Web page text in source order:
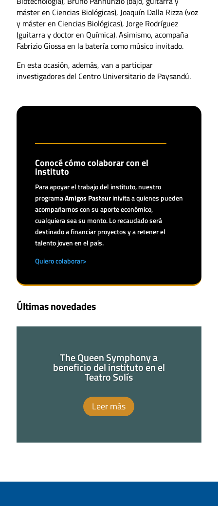
máster en Ciencias Biológicas), Joaquín Dalla Rizza (voz
y máster en Ciencias Biológicas), Jorge Rodríguez
(guitarra y doctor en Química). Asimismo, acompaña
Fabrizio Giossa en la batería como músico invitado.
En esta ocasión, además, van a participar
investigadores del Centro Universitario de Paysandú.
Conocé cómo colaborar con el
instituto
Para apoyar el trabajo del instituto, nuestro
programaAmigos Pasteur inivita a quienes pueden
acompañarnos con su aporte económico,
cualquiera sea su monto. Lo recaudado será
destinado a financiar proyectos y a retener el
talento joven en el país.
Quiero colaborar>
Últimas novedades
The Queen Symphony a
beneficio del instituto en el
Teatro Solís
Leer más